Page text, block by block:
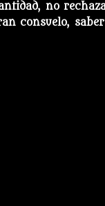
no
consuelo,